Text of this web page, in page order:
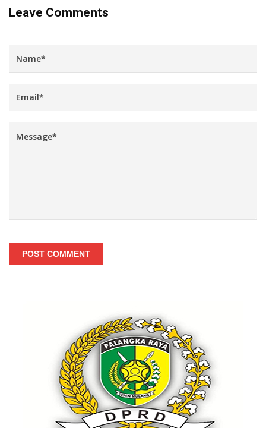
Leave Comments
POST COMMENT